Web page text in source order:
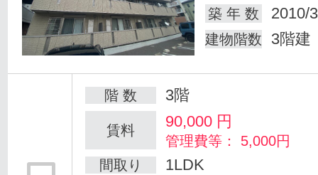
築 年 数
2010/
建物階数 3階建
階 数 3階
賃料 90,000 円
管理費等： 5,000円
間取り
1LDK